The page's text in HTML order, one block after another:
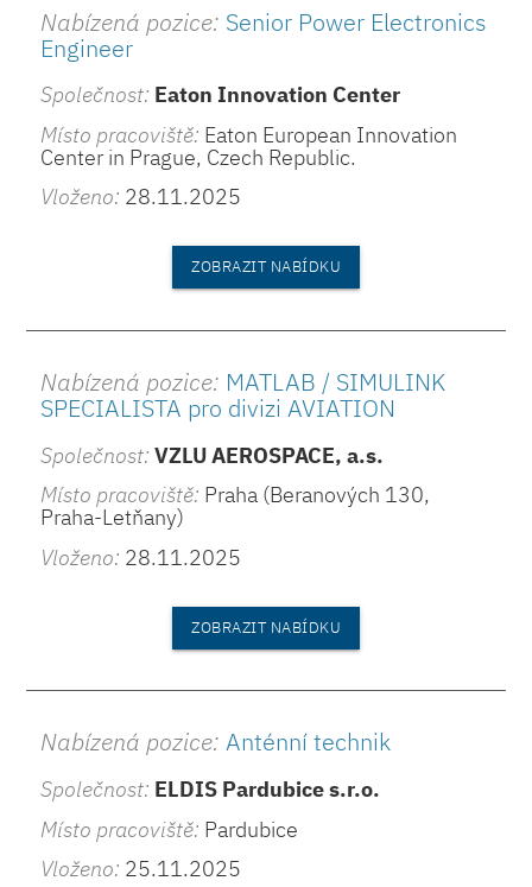
Nabízená pozice: Senior Power Electronics
Engineer
Společnost: Eaton Innovation Center
Místo pracoviště: Eaton European Innovation
Center in Prague, Czech Republic.
Vloženo: 28.11.2025
ZOBRAZIT NABÍDKU
Nabízená pozice: MATLAB / SIMULINK
SPECIALISTA pro divizi AVIATION
Společnost:VZLU AEROSPACE, a.s.
Místo pracoviště: Praha (Beranových 130,
Praha-Letňany)
Vloženo: 28.11.2025
ZOBRAZIT NABÍDKU
Nabízená pozice:Anténní technik
Společnost: ELDIS Pardubice s.r.o.
Místo pracoviště: Pardubice
Vloženo: 25.11.2025